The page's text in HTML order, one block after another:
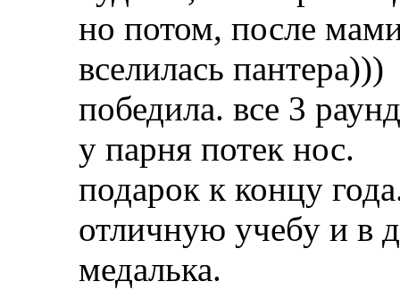
но потом, после
вселилась пантера)))
победила. все 3
у парня потек нос.
подарок к концу
отличную учебу и в
медалька.